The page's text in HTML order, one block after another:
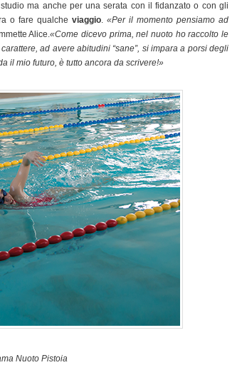
ma anche per una serata con il fidanzato o con gli
o fare qualcheviaggio.«Per il momento pensiamo ad
Alice.«Come dicevo prima, nel nuoto ho raccolto le
ad avere abitudini “sane”, si impara a porsi degli
il mio futuro, è tutto ancora da scrivere!»
Nuoto Pistoia